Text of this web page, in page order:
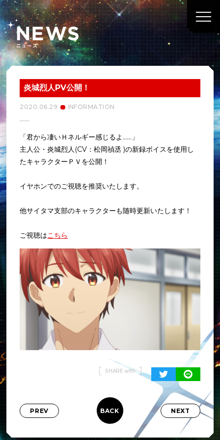
炎城烈人PV公開！
2020.06.29 INFORMATION
「君から凄いＨネルギー感じるよ……」
主人公・炎城烈人(CV：松岡禎丞 )の新録ボイスを使用し
たキャラクターＰＶを公開！
イヤホンでのご視聴を推奨いたします。
他サイタマ支部のキャラクターも随時更新いたします！
ご視聴はこちら
SHARE with Share
PREV BACK NEXT